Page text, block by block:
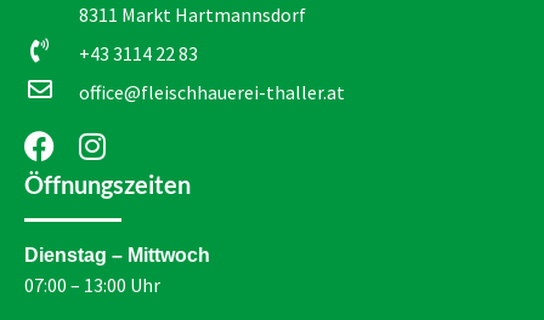
8311 Markt Hartmannsdorf
+43 3114 22 83
office@fleischhauerei-thaller.at
Öffnungszeiten
Dienstag – Mittwoch
07:00 – 13:00 Uhr